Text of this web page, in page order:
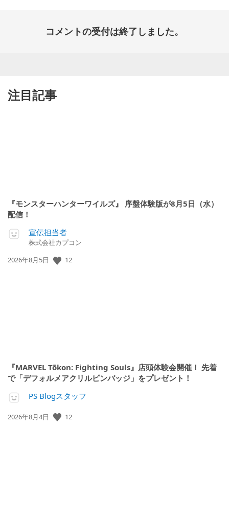
コメントの受付は終了しました。
注目記事
『モンスターハンターワイルズ』 序盤体験版が8月5日（水）
配信！
宣伝担当者
株式会社カプコン
公
2026年8月5日 12
『MARVEL Tōkon: Fighting Souls』店頭体験会開催！ 先着
で「デフォルメアクリルピンバッジ」をプレゼント！
PS Blogスタッフ
公
2026年8月4日 12